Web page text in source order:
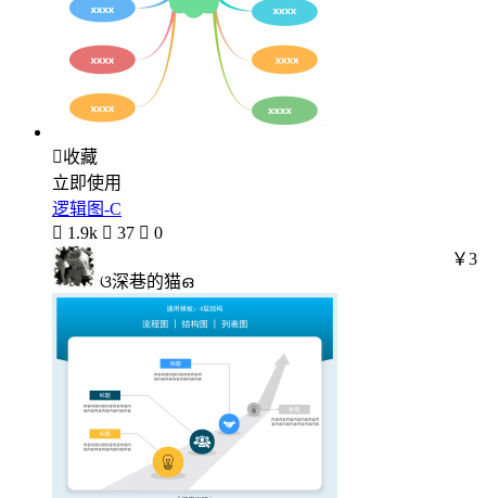
收藏
立即使用
逻辑图-C
 1.9k  37  0
ଓ深巷的猫ഒ
￥3